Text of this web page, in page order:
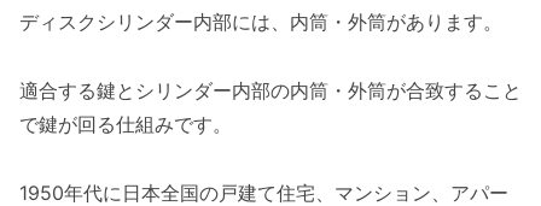
ディスクシリンダー内部には、内筒・外筒があります。
適合する鍵とシリンダー内部の内筒・外筒が合致すること
で鍵が回る仕組みです。
1950年代に日本全国の戸建て住宅、マンション、アパー